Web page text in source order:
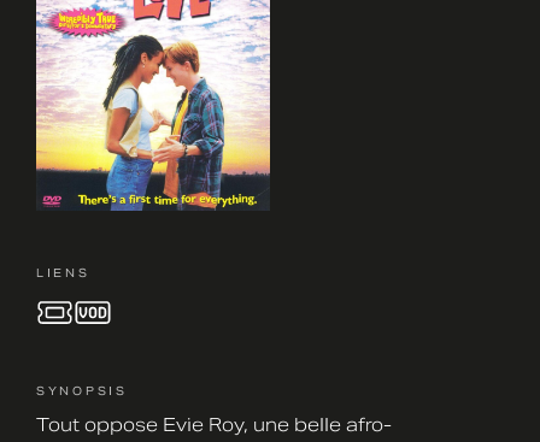
LIENS
SYNOPSIS
Tout oppose Evie Roy, une belle afro-